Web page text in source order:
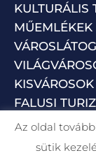
KULTURÁLIS
MŰEMLÉKEK
KISVÁROSOK
FALUSI
AKTÍV
Az oldal
sütik